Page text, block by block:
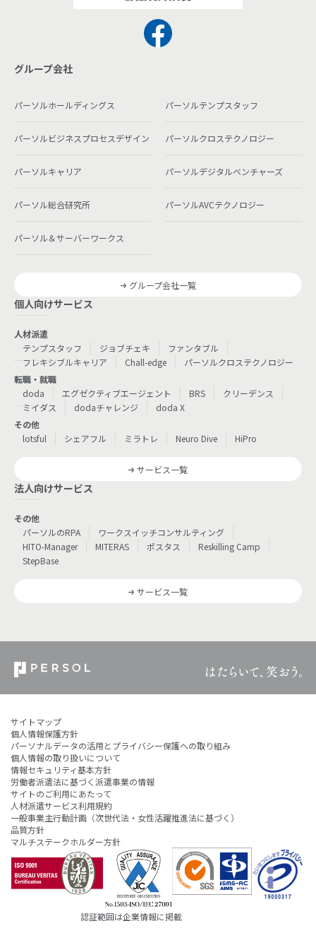
グループ会社
パーソルホールディングス パーソルテンプスタッフ
パーソルビジネスプロセスデザイン パーソルクロステクノロジー
パーソルキャリア パーソルデジタルベンチャーズ
パーソル総合研究所 パーソルAVCテクノロジー
パーソル＆サーバーワークス
グループ会社一覧
個人向けサービス
人材派遣
テンプスタッフ
ジョブチェキ
ファンタブル
フレキシブルキャリア
Chall-edge
パーソルクロステクノロジー
転職・就職
doda
エグゼクティブエージェント BRS
クリーデンス
ミイダス
dodaチャレンジ
doda X
その他
lotsful
シェアフル ミラトレ Neuro Dive HiPro
サービス一覧
法人向けサービス
その他
パーソルのRPA
ワークスイッチコンサルティング
HITO-Manager
MITERAS ポスタス
Reskilling Camp
StepBase
サービス一覧
サイトマップ
個人情報保護方針
パーソナルデータの活用とプライバシー保護への取り組み
個人情報の取り扱いについて
情報セキュリティ基本方針
労働者派遣法に基づく派遣事業の情報
サイトのご利用にあたって
人材派遣サービス利用規約
一般事業主行動計画（次世代法・女性活躍推進法に基づく）
品質方針
マルチステークホルダー方針
認証範囲は企業情報に掲載